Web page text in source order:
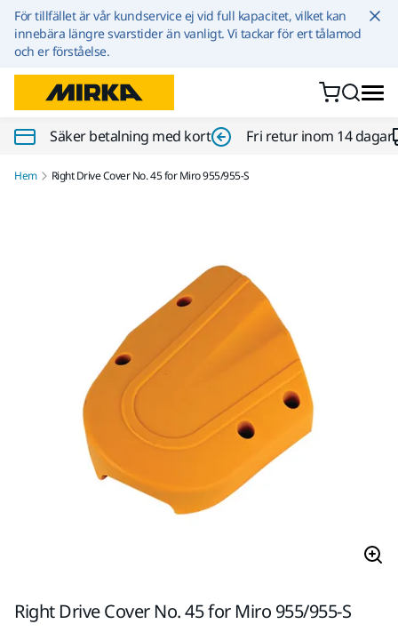
Hoppa till innehållet
För tillfället är vår kundservice ej vid full kapacitet, vilket kan
innebära längre svarstider än vanligt. Vi tackar för ert tålamod
och er förståelse.
Säker betalning med kort Fri retur inom 14 dagar
Hem Right Drive Cover No. 45 for Miro 955/955-S
Right Drive Cover No. 45 for Miro 955/955-S